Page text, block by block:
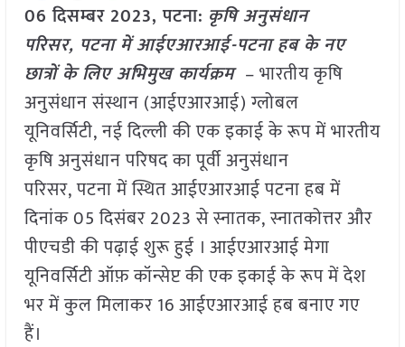
06दिसम्बर2023,पटना: कृषि अनुसंधान
परिसर, पटना में आईएआरआई-पटना हब के नए
छात्रों के लिए अभिमुख कार्यक्रम – भारतीय कृषि
अनुसंधान संस्थान (आईएआरआई) ग्लोबल
यूनिवर्सिटी, नई दिल्ली की एक इकाई के रूप में भारतीय
कृषि अनुसंधान परिषद का पूर्वी अनुसंधान
परिसर, पटना में स्थित आईएआरआई पटना हब में
दिनांक 05 दिसंबर 2023 से स्नातक, स्नातकोत्तर और
पीएचडी की पढ़ाई शुरू हुई । आईएआरआई मेगा
यूनिवर्सिटी ऑफ़ कॉन्सेप्ट की एक इकाई के रूप में देश
भर में कुल मिलाकर 16 आईएआरआई हब बनाए गए
हैं।